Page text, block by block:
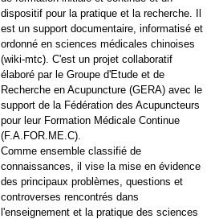
dispositif pour la pratique et la recherche. Il
est un support documentaire, informatisé et
ordonné en sciences médicales chinoises
(wiki-mtc). C'est un projet collaboratif
élaboré par le Groupe d'Etude et de
Recherche en Acupuncture (GERA) avec le
support de la Fédération des Acupuncteurs
pour leur Formation Médicale Continue
(F.A.FOR.ME.C).
Comme ensemble classifié de
connaissances, il vise la mise en évidence
des principaux problèmes, questions et
controverses rencontrés dans
l'enseignement et la pratique des sciences